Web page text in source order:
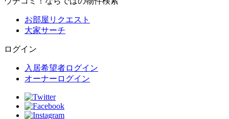
お部屋リクエスト
大家サーチ
ログイン
入居希望者ログイン
オーナーログイン